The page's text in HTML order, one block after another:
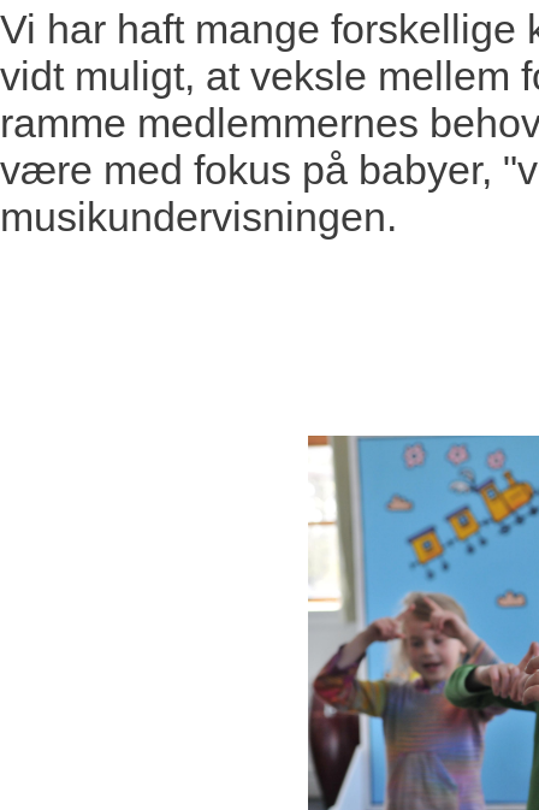
Vi har haft mange forskellige
vidt muligt, at veksle mellem
ramme medlemmernes
være med fokus på babyer,
musikundervisningen.